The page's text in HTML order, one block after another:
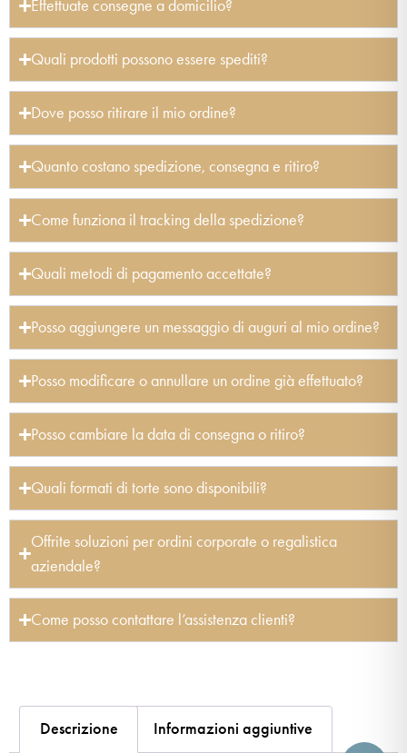
Effettuate consegne a domicilio?
Quali prodotti possono essere spediti?
Dove posso ritirare il mio ordine?
Quanto costano spedizione, consegna e ritiro?
Come funziona il tracking della spedizione?
Quali metodi di pagamento accettate?
Posso aggiungere un messaggio di auguri al mio ordine?
Posso modificare o annullare un ordine già effettuato?
Posso cambiare la data di consegna o ritiro?
Quali formati di torte sono disponibili?
Offrite soluzioni per ordini corporate o regalistica
aziendale?
Come posso contattare l’assistenza clienti?
Descrizione Informazioni aggiuntive